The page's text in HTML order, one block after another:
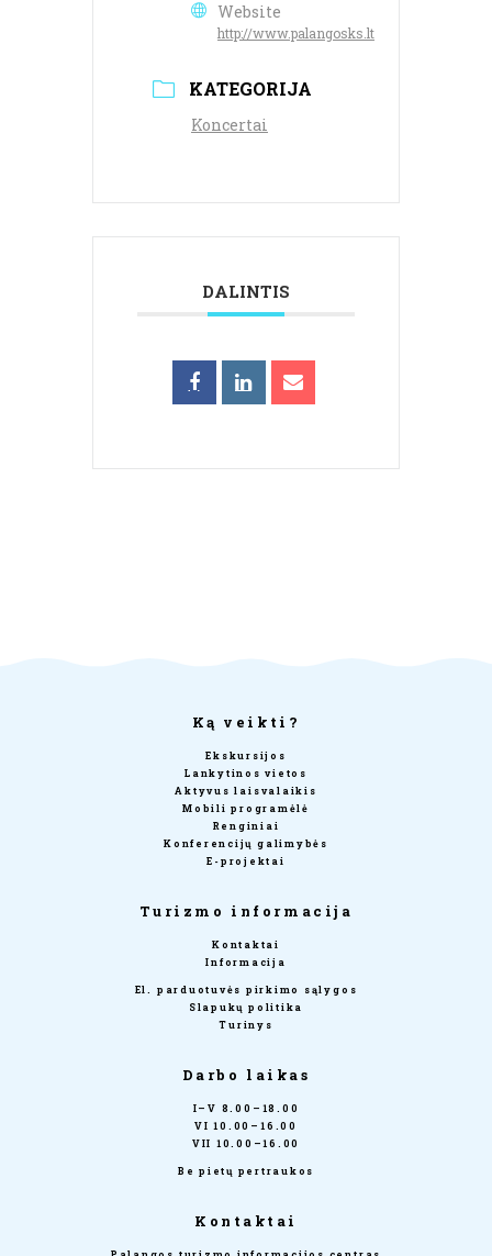
Website
http://www.palangosks.lt
KATEGORIJA
Koncertai
DALINTIS
Ką veikti?
Ekskursijos
Lankytinos vietos
Aktyvus laisvalaikis
Mobili programėlė
Renginiai
Konferencijų galimybės
E-projektai
Turizmo informacija
Kontaktai
Informacija
El. parduotuvės pirkimo sąlygos
Slapukų politika
Turinys
Darbo laikas
I–V 8.00–18.00
VI 10.00–16.00
VII 10.00–16.00
Be pietų pertraukos
Kontaktai